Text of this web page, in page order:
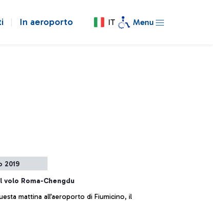
In aeroporto IT Menu
2019
volo Roma-Chengdu
mattina all’aeroporto di Fiumicino, il